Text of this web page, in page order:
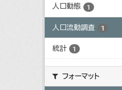
人口動態 1
人口流動調査 1
統計 1
フォーマット